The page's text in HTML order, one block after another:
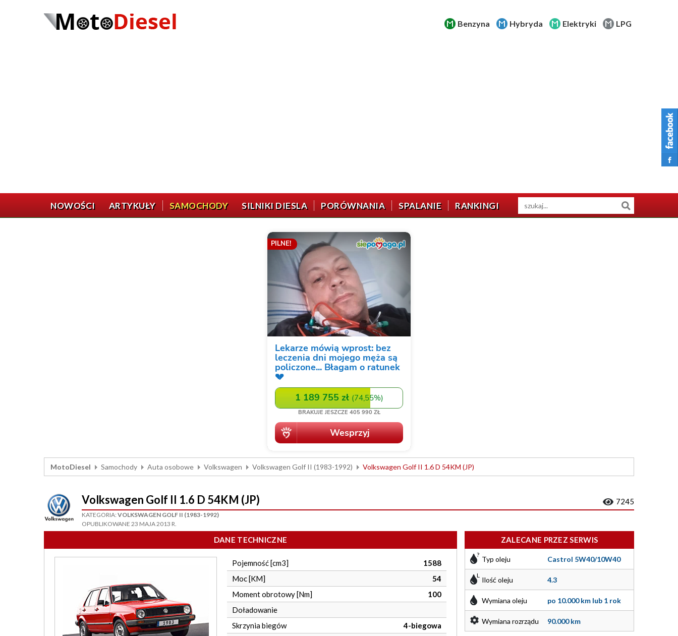
Benzyna Hybryda Elektryki LPG
NOWOŚCI ARTYKUŁY SAMOCHODY SILNIKI DIESLA PORÓWNANIA SPALANIE RANKINGI
MotoDiesel Samochody Auta osobowe Volkswagen Volkswagen Golf II (1983-1992) Volkswagen Golf II 1.6 D 54KM (JP)
Volkswagen Golf II 1.6 D 54KM (JP) 7245
KATEGORIA: VOLKSWAGEN GOLF II (1983-1992)
OPUBLIKOWANE 23 MAJA 2013 R.
DANE TECHNICZNE
Pojemność [cm3]
1588
Moc [KM]
54
Moment obrotowy [Nm]
100
Doładowanie
Skrzynia biegów
4-biegowa
ZALECANE PRZEZ SERWIS
Typ oleju Castrol 5W40/10W40
Ilość oleju 4.3
Wymiana oleju po 10.000 km lub 1 rok
Wymiana rozrządu 90.000 km